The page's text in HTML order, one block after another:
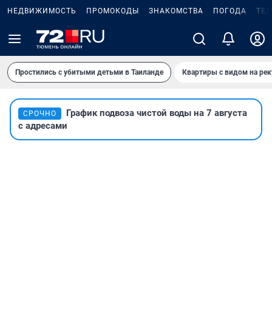
НЕДВИЖИМОСТЬ ПРОМОКОДЫ ЗНАКОМСТВА ПОГОДА
Простились с убитыми детьми в Таиланде Квартиры с видом на
СРОЧНО
График подвоза чистой воды на 7 августа
с адресами